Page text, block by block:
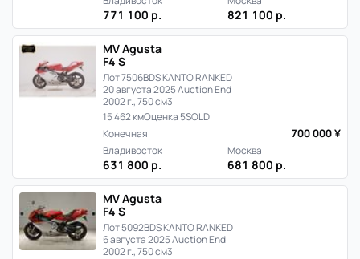
771 100 р. 821 100 р.
MV Agusta
F4 S
Лот 7506BDS KANTO RANKED
20 августа 2025 Auction End
2002 г., 750 см3
15 462 кмОценка 5SOLD
Конечная
700 000 ¥
Владивосток
631 800 р.
Москва
681 800 р.
MV Agusta
F4 S
Лот 5092BDS KANTO RANKED
6 августа 2025 Auction End
2002 г., 750 см3